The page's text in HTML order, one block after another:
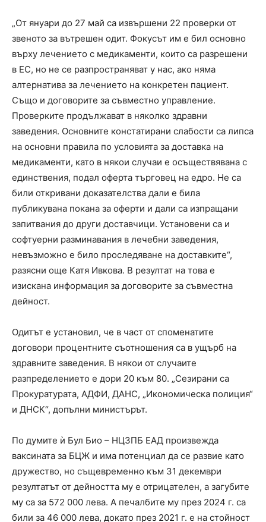
„От януари до 27 май са извършени 22 проверки от
звеното за вътрешен одит. Фокусът им е бил основно
върху лечението с медикаменти, които са разрешени
в ЕС, но не се разпространяват у нас, ако няма
алтернатива за лечението на конкретен пациент.
Също и договорите за съвместно управление.
Проверките продължават в няколко здравни
заведения. Основните констатирани слабости са липса
на основни правила по условията за доставка на
медикаменти, като в някои случаи е осъществявана с
единствения, подал оферта търговец на едро. Не са
били откривани доказателства дали е била
публикувана покана за оферти и дали са изпращани
запитвания до други доставчици. Установени са и
софтуерни разминавания в лечебни заведения,
невъзможно е било проследяване на доставките“,
разясни още Катя Ивкова. В резултат на това е
изискана информация за договорите за съвместна
дейност.
Одитът е установил, че в част от споменатите
договори процентните съотношения са в ущърб на
здравните заведения. В някои от случаите
разпределението е дори 20 към 80. „Сезирани са
Прокуратурата, АДФИ, ДАНС, „Икономическа полиция“
и ДНСК“, допълни министърът.
По думите ѝ Бул Био – НЦЗПБ ЕАД произвежда
ваксината за БЦЖ и има потенциал да се развие като
дружество, но същевременно към 31 декември
резултатът от дейността му е отрицателен, а загубите
му са за 572 000 лева. А печалбите му през 2024 г. са
били за 46 000 лева, докато през 2021 г. е на стойност